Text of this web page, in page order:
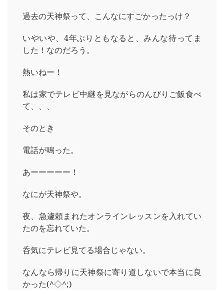
過去の天神祭って、こんなにすごかったっけ？
いやいや、4年ぶりともなると、みんな待ってま
した！なのだろう。
熱いねー！
私は家でテレビ中継を見ながらのんびりご飯食べ
て、、、
そのとき
電話が鳴った。
あーーーーー！
なにが天神祭や。
夜、急遽頼まれたオンラインレッスンを入れてい
たのを忘れていた。
呑気にテレビ見てる場合じゃない。
なんなら帰りに天神祭に寄り道しないで本当に良
かった(^◇^;)